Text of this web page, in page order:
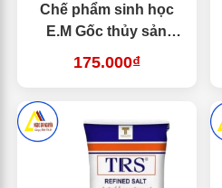
Chế phẩm sinh học
E.M Gốc thủy sản
Nhật – Chuyên ủ Men
175.000₫